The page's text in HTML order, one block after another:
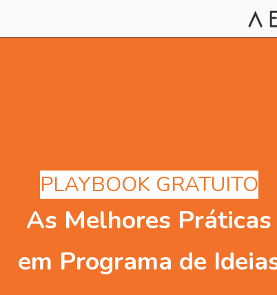
PLAYBOOK GRATUITO
As Melhores Práticas
em Programa de